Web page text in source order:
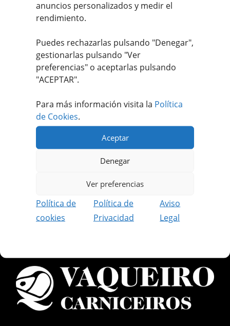
anuncios personalizados y medir el
rendimiento.
Puedes rechazarlas pulsando "Denegar",
gestionarlas pulsando "Ver
preferencias" o aceptarlas pulsando
"ACEPTAR".
Para más información visita la Política
de Cookies.
Aceptar
Denegar
Ver preferencias
Política de
cookies
Política de
Privacidad
Aviso
Legal
Costillas de cerdo al Kimchee a baja temperatura
Apúntate a nuestro #MEATFANCLUB
Recibe ofertas únicas y exclusivas.
reservado solo para socios.
REGISTRARME GRATIS